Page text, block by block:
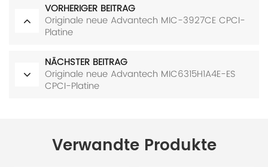
VORHERIGER BEITRAG
Originale neue Advantech MIC-3927CE CPCI-
Platine
NÄCHSTER BEITRAG
Originale neue Advantech MIC6315H1A4E-ES
CPCI-Platine
Verwandte Produkte